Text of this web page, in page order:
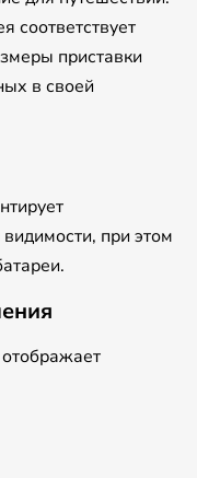
соответствует
приставки
в своей
при этом